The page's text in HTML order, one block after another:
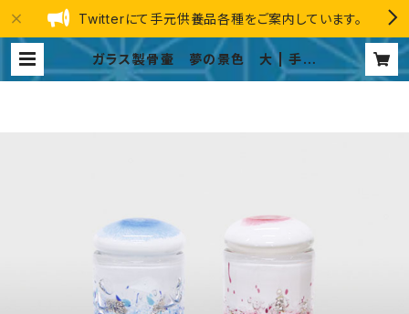
Twitterにて手元供養品各種をご案内しています。
ガラス製骨壷 夢の景色 大 | 手元
供養品 総合ストア GINGA